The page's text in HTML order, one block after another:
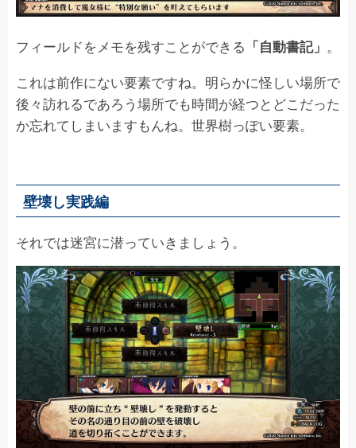
フィールドをメモを残すことができる 「自動書記」 。
これは前作にない要素ですね。明らかに怪しい場所で
後々訪れるであろう場所でも時間が経つとどこだった
か忘れてしまいますもんね。世界樹っぽい要素。
壁壊し実践編
それでは迷宮に潜っていきましょう。